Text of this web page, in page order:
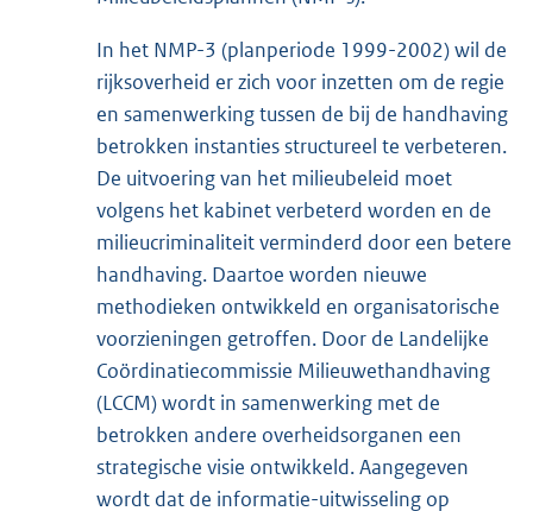
In het NMP-3 (planperiode 1999-2002) wil de
rijksoverheid er zich voor inzetten om de regie
en samenwerking tussen de bij de handhaving
betrokken instanties structureel te verbeteren.
De uitvoering van het milieubeleid moet
volgens het kabinet verbeterd worden en de
milieucriminaliteit verminderd door een betere
handhaving. Daartoe worden nieuwe
methodieken ontwikkeld en organisatorische
voorzieningen getroffen. Door de Landelijke
Coördinatiecommissie Milieuwethandhaving
(LCCM) wordt in samenwerking met de
betrokken andere overheidsorganen een
strategische visie ontwikkeld. Aangegeven
wordt dat de informatie-uitwisseling op